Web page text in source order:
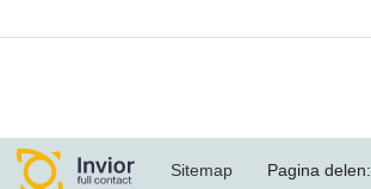
Sitemap Pagina delen: